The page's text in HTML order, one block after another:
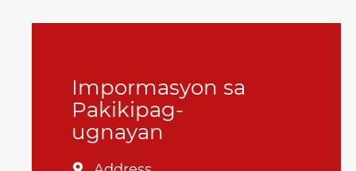
Impormasyon sa
Pakikipag-
ugnayan
